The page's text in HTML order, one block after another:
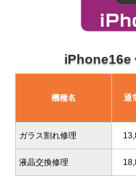
iPhone16e
機種名 通
ガラス割れ修理
液晶交換修理